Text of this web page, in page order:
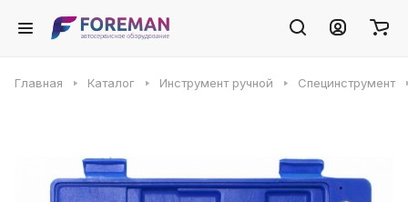
Главная Каталог Инструмент ручной Специнструмент